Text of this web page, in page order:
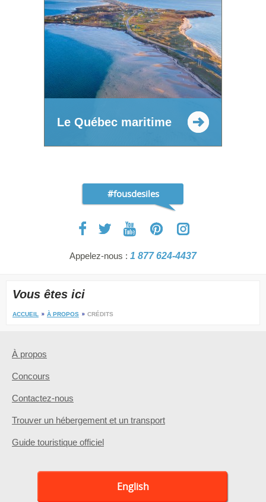
Le Québec maritime
#fousdesiles
Appelez-nous : 1 877 624-4437
Vous êtes ici
ACCUEIL À PROPOS CRÉDITS
À propos
Concours
Contactez-nous
Trouver un hébergement et un transport
Guide touristique officiel
English